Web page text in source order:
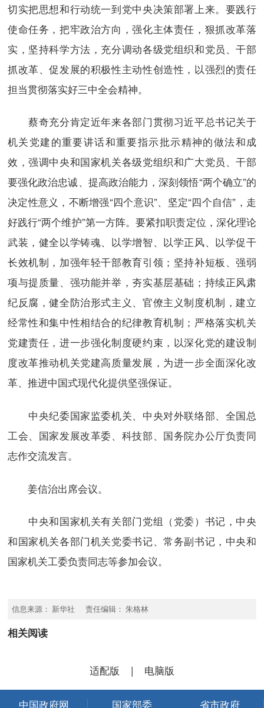
切实把思想和行动统一到党中央决策部署上来。要践行
使命任务，把牢政治方向，强化主体责任，狠抓改革落
实，坚持科学方法，充分调动各级党组织和党员、干部
抓改革、促发展的积极性主动性创造性，以强烈的责任
担当贯彻落实好三中全会精神。
蔡奇充分肯定近年来各部门贯彻习近平总书记关于
机关党建的重要讲话和重要指示批示精神的做法和成
效，强调中央和国家机关各级党组织和广大党员、干部
要强化政治忠诚、提高政治能力，深刻领悟“两个确立”的
决定性意义，不断增强“四个意识”、坚定“四个自信”，走
好践行“两个维护”第一方阵。要紧扣职责定位，深化理论
武装，健全以学铸魂、以学增智、以学正风、以学促干
长效机制，加强年轻干部教育引领；坚持补短板、强弱
项与提质量、强功能并举，夯实基层基础；持续正风肃
纪反腐，健全防治形式主义、官僚主义制度机制，建立
经常性和集中性相结合的纪律教育机制；严格落实机关
党建责任，进一步强化制度硬约束，以深化党的建设制
度改革推动机关党建高质量发展，为进一步全面深化改
革、推进中国式现代化提供坚强保证。
中央纪委国家监委机关、中央对外联络部、全国总
工会、国家发展改革委、科技部、国务院办公厅负责同
志作交流发言。
姜信治出席会议。
中央和国家机关有关部门党组（党委）书记，中央
和国家机关各部门机关党委书记、常务副书记，中央和
国家机关工委负责同志等参加会议。
信息来源： 新华社 责任编辑： 朱格林
相关阅读
适配版 | 电脑版
中国政府网 国家部委 省市政府